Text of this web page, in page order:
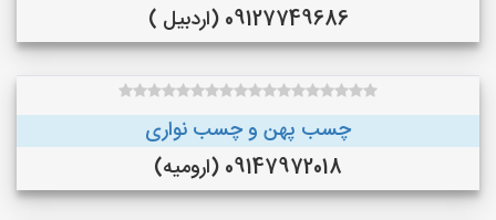
09127749686 (اردبیل )
چسب پهن و چسب نواری
09147972018 (ارومیه)